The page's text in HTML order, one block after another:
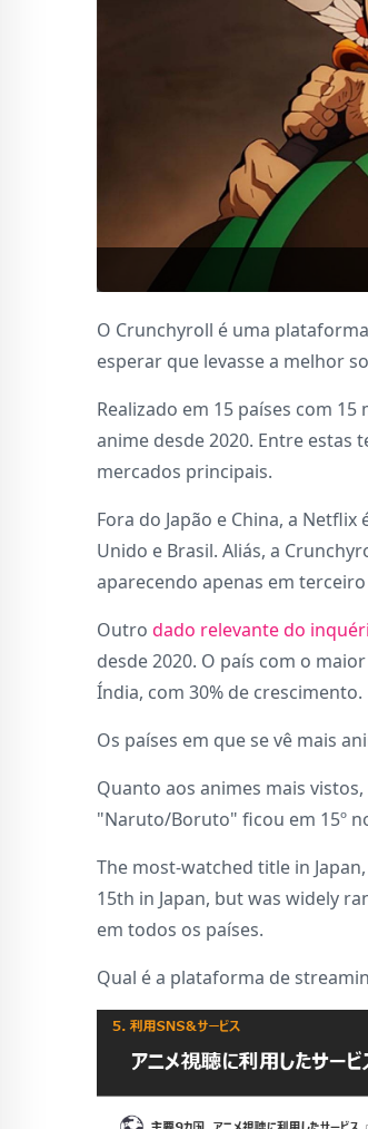
O Crunchyroll é uma
esperar que levasse a melhor
Realizado em 15 países com
anime desde 2020. Entre estas
mercados principais.
Fora do Japão e China, a
Unido e Brasil. Aliás, a
aparecendo apenas em
Outro dado relevante do
desde 2020. O país com o
Índia, com 30% de crescimento.
Os países em que se vê mais
Quanto aos animes mais
"Naruto/Boruto" ficou em 15º
The most-watched title in
15th in Japan, but was widely
em todos os países.
Qual é a plataforma de